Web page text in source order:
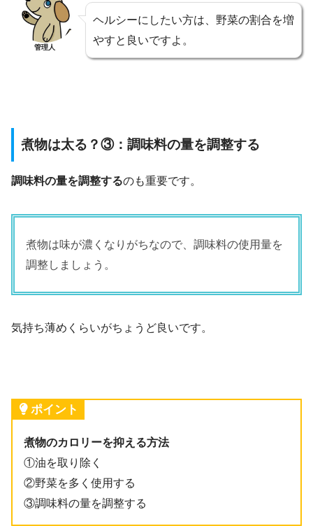
管理人
ヘルシーにしたい方は、野菜の割合を増
やすと良いですよ。
煮物は太る？③：調味料の量を調整する
調味料の量を調整するのも重要です。
煮物は味が濃くなりがちなので、調味料の使用量を
調整しましょう。
気持ち薄めくらいがちょうど良いです。
ポイント
煮物のカロリーを抑える方法
①油を取り除く
②野菜を多く使用する
③調味料の量を調整する